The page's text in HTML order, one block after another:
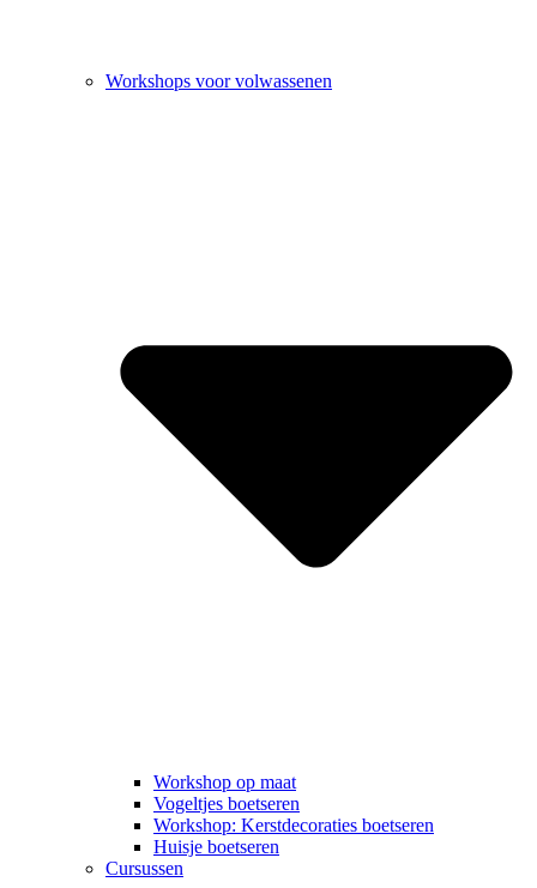
Workshops voor volwassenen
Workshop op maat
Vogeltjes boetseren
Workshop: Kerstdecoraties boetseren
Huisje boetseren
Cursussen